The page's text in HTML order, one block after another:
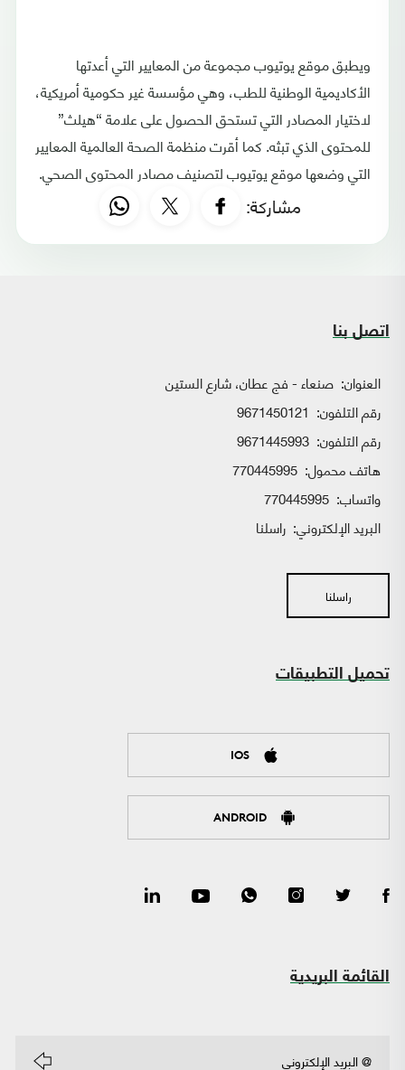
ويطبق موقع يوتيوب مجموعة من المعايير التي أعدتها
الأكاديمية الوطنية للطب، وهي مؤسسة غير حكومية أمريكية،
لاختيار المصادر التي تستحق الحصول على علامة “هيلث”
للمحتوى الذي تبثه. كما أقرت منظمة الصحة العالمية المعايير
التي وضعها موقع يوتيوب لتصنيف مصادر المحتوى الصحي.
مشاركة:
اتصل بنا
العنوان: صنعاء - فج عطان، شارع الستين
رقم التلفون: 9671450121
رقم التلفون: 9671445993
هاتف محمول: 770445995
واتساب:
البريد الإلكتروني: راسلنا
راسلنا
تحميل التطبيقات
IOS
ANDROID
القائمة البريدية